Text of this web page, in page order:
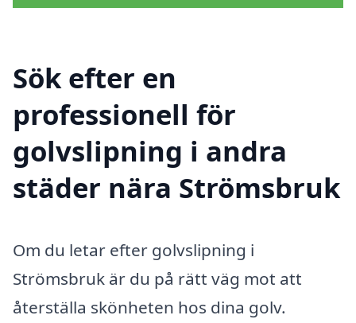
Sök efter en
professionell för
golvslipning i andra
städer nära Strömsbruk
Om du letar efter golvslipning i
Strömsbruk är du på rätt väg mot att
återställa skönheten hos dina golv.